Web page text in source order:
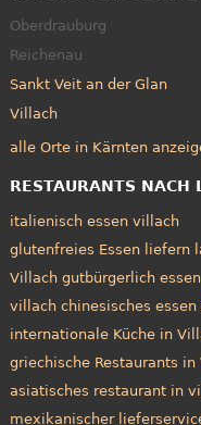
Oberdrauburg
Reichenau
Sankt Veit an der Glan
Villach
alle Orte in Kärnten
RESTAURANTS NACH
italienisch essen villach
glutenfreies Essen liefern
Villach gutbürgerlich essen
villach chinesisches
internationale Küche in
griechische Restaurants in
asiatisches restaurant in
mexikanischer